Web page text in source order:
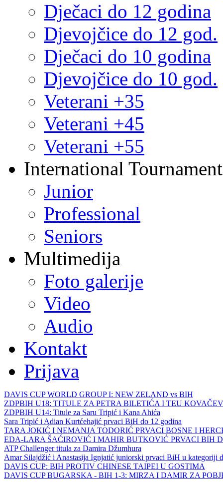
Dječaci do 12 godina
Djevojčice do 12 god.
Dječaci do 10 godina
Djevojčice do 10 god.
Veterani +35
Veterani +45
Veterani +55
International
Junior
Professional
Seniors
Multimedija
Foto galerije
Video
Audio
Kontakt
Prijava
DAVIS CUP WORLD GROUP I: NEW ZELAND vs BIH
ZDPBIH U18: TITULE ZA PETRA BILETIĆA I TEU
ZDPBIH U14: Titule za Saru Tripić i Kana Ahića
Sara Tripić i Adian Kurtćehajić prvaci BiH do 12 godina
TARA JOKIĆ I NEMANJA TODORIĆ PRVACI BOSNE I
EDA-LARA ŠAĆIROVIĆ I MAHIR BUTKOVIĆ PRVACI BIH
ATP Challenger titula za Damira Džumhura
Amar Silajdžić i Anastasija Ignjatić juniorski prvaci BiH u kategoriji
DAVIS CUP: BIH PROTIV CHINESE TAIPEI U GOSTIMA
DAVIS CUP BUGARSKA - BIH 1-3: MIRZA I DAMIR ZA